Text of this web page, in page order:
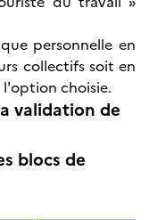
personnelle en
collectifs soit en
choisie.
validation de
blocs de